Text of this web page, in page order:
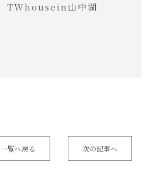
TWhousein山中湖
一覧へ戻る 次の記事へ